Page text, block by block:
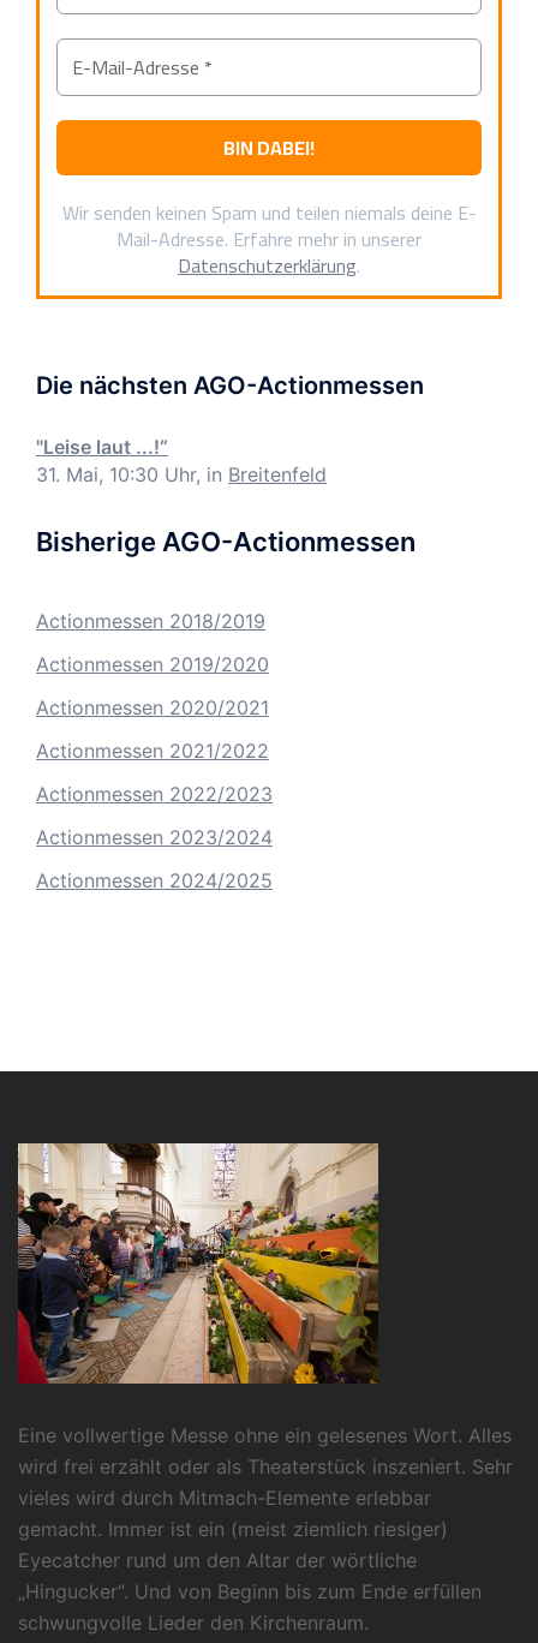
Wir senden keinen Spam und teilen niemals deine E-
Mail-Adresse. Erfahre mehr in unserer
Datenschutzerklärung.
Die nächsten AGO-Actionmessen
"Leise laut ...!“
31. Mai, 10:30 Uhr, in Breitenfeld
Bisherige AGO-Actionmessen
Actionmessen 2018/2019
Actionmessen 2019/2020
Actionmessen 2020/2021
Actionmessen 2021/2022
Actionmessen 2022/2023
Actionmessen 2023/2024
Actionmessen 2024/2025
Eine vollwertige Messe ohne ein gelesenes Wort. Alles
wird frei erzählt oder als Theaterstück inszeniert. Sehr
vieles wird durch Mitmach-Elemente erlebbar
gemacht. Immer ist ein (meist ziemlich riesiger)
Eyecatcher rund um den Altar der wörtliche
„Hingucker“. Und von Beginn bis zum Ende erfüllen
schwungvolle Lieder den Kirchenraum.